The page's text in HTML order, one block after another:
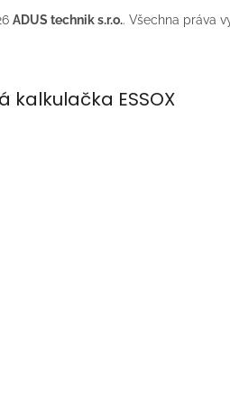
ADUS technik s.r.o.. Všechna práva
kalkulačka ESSOX